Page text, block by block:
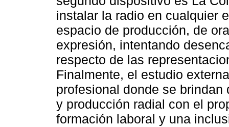
instalar la radio en cualquier
espacio de producción, de
expresión, intentando
respecto de las
Finalmente, el estudio
profesional donde se
y producción radial con el
formación laboral y una